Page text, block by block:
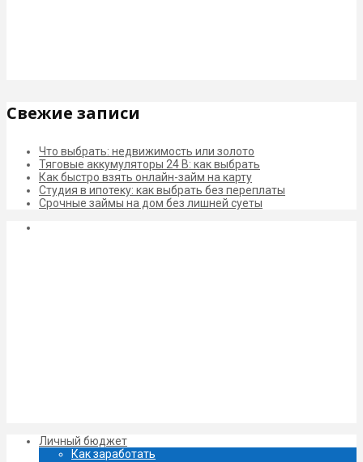
Свежие записи
Что выбрать: недвижимость или золото
Тяговые аккумуляторы 24 В: как выбрать
Как быстро взять онлайн-займ на карту
Студия в ипотеку: как выбрать без переплаты
Срочные займы на дом без лишней суеты
Личный бюджет
Как заработать